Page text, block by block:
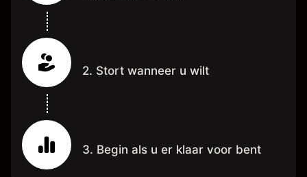
2. Stort wanneer u wilt
3. Begin als u er klaar voor bent